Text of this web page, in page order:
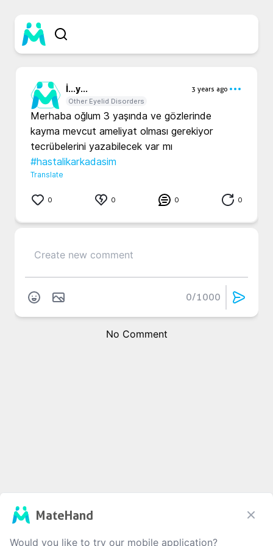
İ...y...
3 years ago
Other Eyelid Disorders
Merhaba oğlum 3 yaşında ve gözlerinde
kayma mevcut ameliyat olması gerekiyor
#hastalikarkadasim
Translate
0 0 0 0
0/1000
No Comment
MateHand
Would you like to try our mobile application?